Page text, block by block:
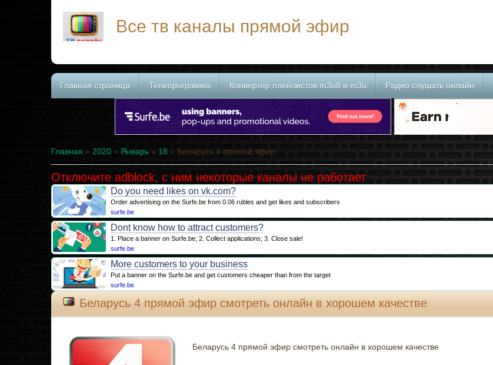
Все тв каналы прямой эфир
Главная страница Телепрограмма Конвертер плейлистов m3u8 и m3u Радио слушать онлайн
Главная » 2020 » Январь » 18 » Беларусь 4 прямой эфир
Отключите adblock, с ним некоторые каналы не работает
Do you need likes on vk.com?
Order advertising on the Surfe.be from 0.06 rubles and get likes and subscribers
surfe.be
Dont know how to attract customers?
1. Place a banner on Surfe.be; 2. Collect applications; 3. Close sale!
surfe.be
More customers to your business
Put a banner on the Surfe.be and get customers cheaper than from the target
surfe.be
Беларусь 4 прямой эфир смотреть онлайн в хорошем качестве
Беларусь 4 прямой эфир смотреть онлайн в хорошем качестве